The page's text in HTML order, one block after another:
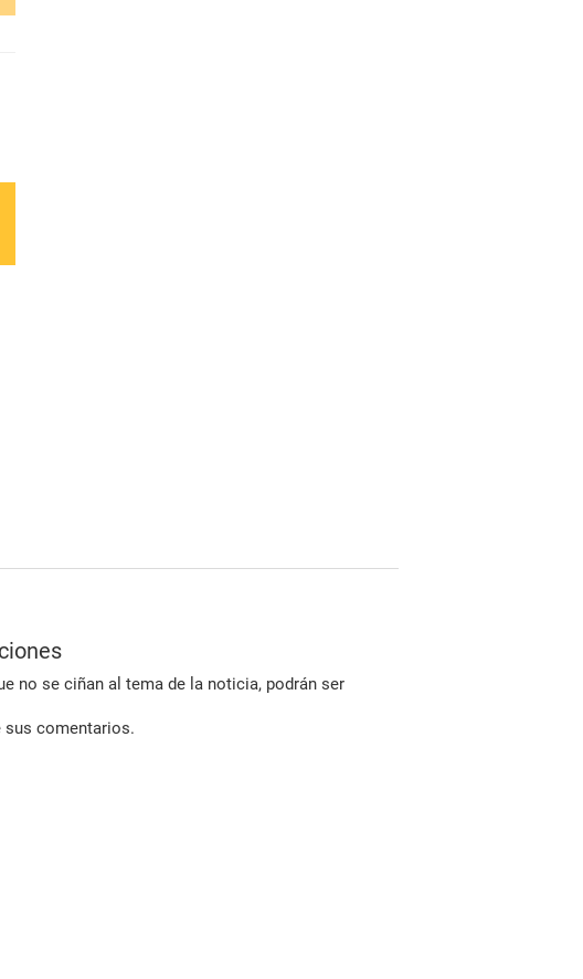
no se ciñan al tema de la noticia, podrán ser
sus comentarios.